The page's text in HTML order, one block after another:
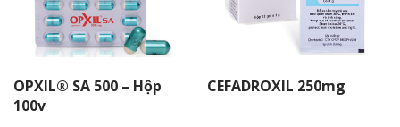
OPXIL® SA 500 – Hộp
100v
CEFADROXIL 250mg